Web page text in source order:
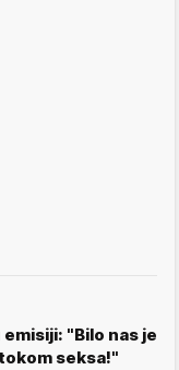
"Bilo nas je
seksa!"